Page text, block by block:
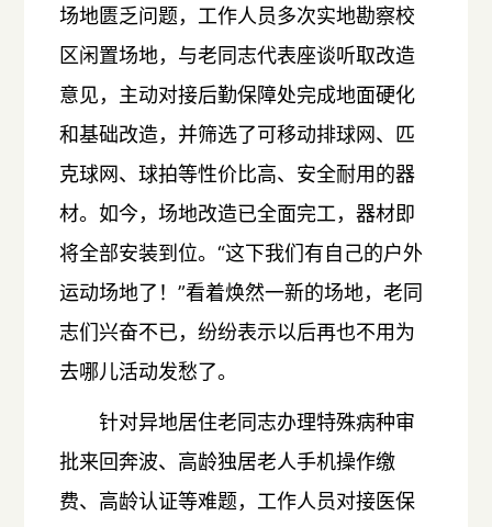
场地匮乏问题，工作人员多次实地勘察校
区闲置场地，与老同志代表座谈听取改造
意见，主动对接后勤保障处完成地面硬化
和基础改造，并筛选了可移动排球网、匹
克球网、球拍等性价比高、安全耐用的器
材。如今，场地改造已全面完工，器材即
将全部安装到位。“这下我们有自己的户外
运动场地了！”看着焕然一新的场地，老同
志们兴奋不已，纷纷表示以后再也不用为
去哪儿活动发愁了。
针对异地居住老同志办理特殊病种审
批来回奔波、高龄独居老人手机操作缴
费、高龄认证等难题，工作人员对接医保